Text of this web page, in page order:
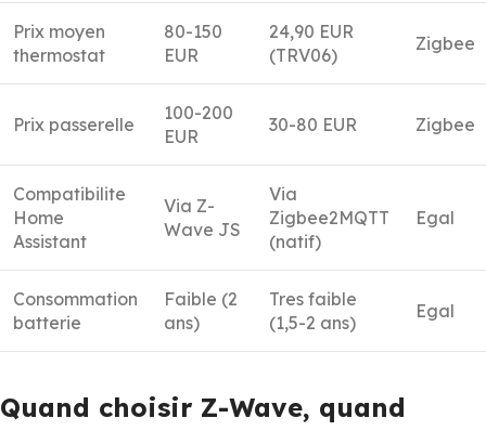
Prix moyen
thermostat
80-150
EUR
24,90 EUR
(TRV06)
Zigbee
Prix passerelle
100-200
EUR
30-80 EUR Zigbee
Compatibilite
Home
Assistant
Via Z-
Wave JS
Via
Zigbee2MQTT
(natif)
Egal
Consommation
batterie
Faible (2
ans)
Tres faible
(1,5-2 ans)
Egal
Quand choisir Z-Wave, quand